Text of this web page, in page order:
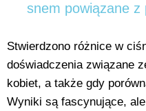
snem powiązane z
Stwierdzono różnice w
doświadczenia związane
kobiet, a także gdy
Wyniki są fascynujące,